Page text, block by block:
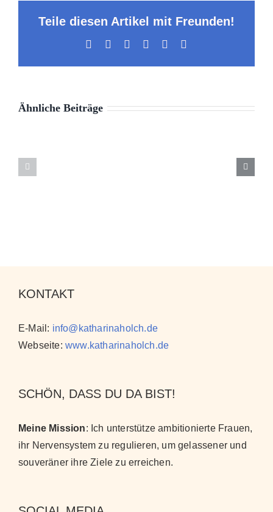
Teile diesen Artikel mit Freunden!
Facebook LinkedInWhatsApp
Pinterest
Ähnliche Beiträge
KONTAKT
E-Mail: info@katharinaholch.de
Webseite: www.katharinaholch.de
SCHÖN, DASS DU DA BIST!
Meine Mission: Ich unterstütze ambitionierte Frauen,
ihr Nervensystem zu regulieren, um gelassener und
souveräner ihre Ziele zu erreichen.